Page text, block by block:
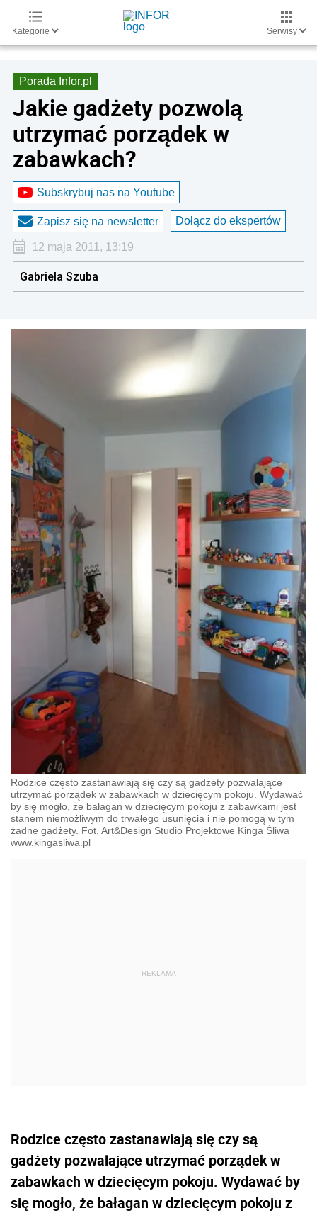
Kategorie Serwisy
Porada Infor.pl
Jakie gadżety pozwolą
utrzymać porządek w
zabawkach?
Subskrybuj nas na Youtube
Zapisz się na newsletter Dołącz do ekspertów
12 maja 2011, 13:19
Gabriela Szuba
Rodzice często zastanawiają się czy są gadżety pozwalające
utrzymać porządek w zabawkach w dziecięcym pokoju. Wydawać
by się mogło, że bałagan w dziecięcym pokoju z zabawkami jest
stanem niemożliwym do trwałego usunięcia i nie pomogą w tym
żadne gadżety. Fot. Art&Design Studio Projektowe Kinga Śliwa
www.kingasliwa.pl
Rodzice często zastanawiają się czy są
gadżety pozwalające utrzymać porządek w
zabawkach w dziecięcym pokoju. Wydawać by
się mogło, że bałagan w dziecięcym pokoju z